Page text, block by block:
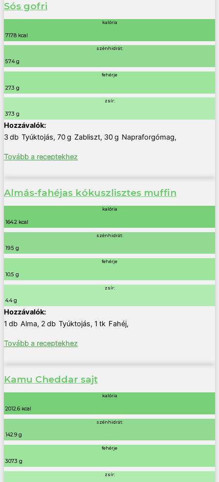
Sós gofri
kalória
717.8 kcal
szénhidrát:
57.4 g
fehérje
27.3 g
zsír:
37.3 g
3db Tyúktojás, 70g Zabliszt, 30g Napraforgómag,
Tovább a receptekhez
Almás-fahéjas kókuszlisztes muffin
kalória
164.2 kcal
szénhidrát:
19.5 g
fehérje
10.5 g
zsír:
4.4 g
1 db Alma, 2 db Tyúktojás, 1 tk Fahéj,
Tovább a receptekhez
Kamu Cheddar sajt
kalória
2012.6 kcal
szénhidrát:
142.9 g
fehérje
307.3 g
zsír: